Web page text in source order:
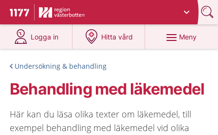
Till startsidan för 1177
Du har valt region
Logga in
på 1177.se
Hitta vård
på 1177.se
Meny
Undersökning & behandling
Behandling med läkemedel
Här kan du läsa olika texter om läkemedel, till
exempel behandling med läkemedel vid olika